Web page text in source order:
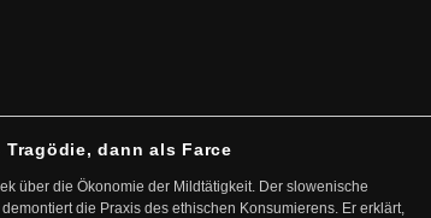
Tragödie, dann als Farce
über die Ökonomie der Mildtätigkeit. Der slowenische
die Praxis des ethischen Konsumierens. Er erklärt,